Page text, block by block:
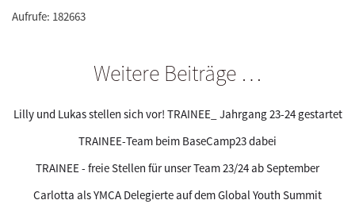
Aufrufe: 182663
Weitere Beiträge …
Lilly und Lukas stellen sich vor! TRAINEE_ Jahrgang 23-24 gestartet
TRAINEE-Team beim BaseCamp23 dabei
TRAINEE - freie Stellen für unser Team 23/24 ab September
Carlotta als YMCA Delegierte auf dem Global Youth Summit